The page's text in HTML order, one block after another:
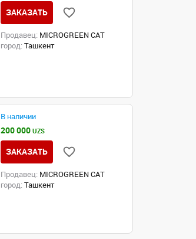
ЗАКАЗАТЬ
Продавец: MICROGREEN CAT
город: Ташкент
В наличии
200 000UZS
ЗАКАЗАТЬ
Продавец: MICROGREEN CAT
город: Ташкент